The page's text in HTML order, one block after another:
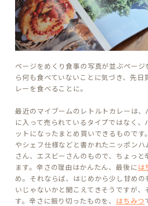
ページをめくり食事の写真が並ぶページ
ら何も食べていないことに気づき、先日
レーを食べることに。
最近のマイブームのレトルトカレーは、
に入って売られているタイプではなく、
ットになったまとめ買いできるものです
やシェフ仕様などと書かれたニッポンハ
さん、エスビーさんのもので、ちょっと
ます。辛さの理由はかんたん、最後に は
め。それならば、はじめから少し甘めの
いじゃないかと聞こえてきそうですが、
す。辛さに振り切ったものを、 はちみつ